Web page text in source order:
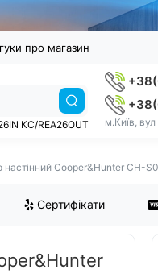
про магазин
м.Київ,
KC/REA26OUT
настінний Cooper&Hunter CH-
Сертифікати